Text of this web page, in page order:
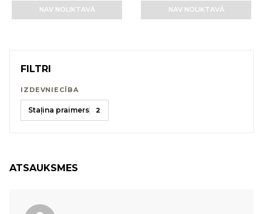
FILTRI
IZDEVNIECĪBA
Staļina praimers 2
ATSAUKSMES
NAV NOLIKTAVĀ NAV NOLIKTAVĀ